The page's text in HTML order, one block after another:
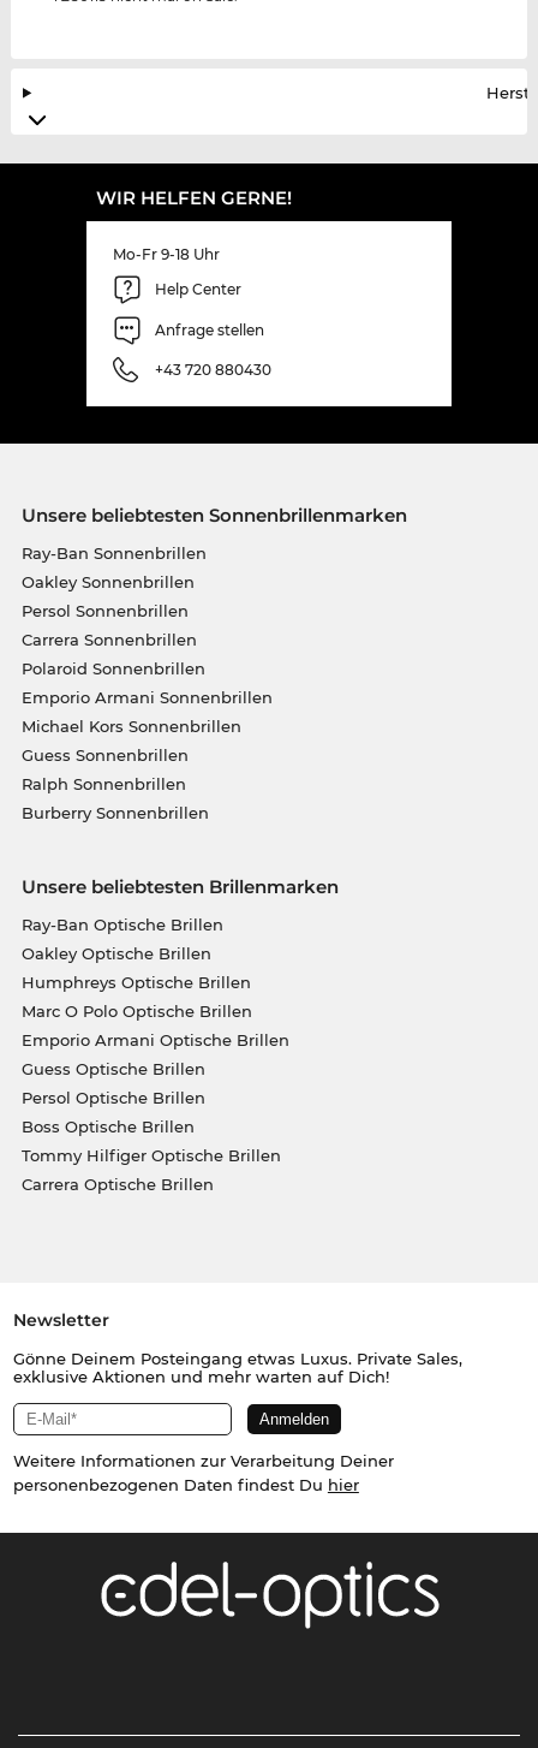
WIR HELFEN GERNE!
Mo-Fr 9-18 Uhr
Help Center
Anfrage stellen
+43 720 880430
Unsere beliebtesten Sonnenbrillenmarken
Ray-Ban Sonnenbrillen
Oakley Sonnenbrillen
Persol Sonnenbrillen
Carrera Sonnenbrillen
Polaroid Sonnenbrillen
Emporio Armani Sonnenbrillen
Michael Kors Sonnenbrillen
Guess Sonnenbrillen
Ralph Sonnenbrillen
Burberry Sonnenbrillen
Unsere beliebtesten Brillenmarken
Ray-Ban Optische Brillen
Oakley Optische Brillen
Humphreys Optische Brillen
Marc O Polo Optische Brillen
Emporio Armani Optische Brillen
Guess Optische Brillen
Persol Optische Brillen
Boss Optische Brillen
Tommy Hilfiger Optische Brillen
Carrera Optische Brillen
Newsletter
Gönne Deinem Posteingang etwas Luxus. Private Sales,
exklusive Aktionen und mehr warten auf Dich!
Weitere Informationen zur Verarbeitung Deiner
personenbezogenen Daten findest Du hier